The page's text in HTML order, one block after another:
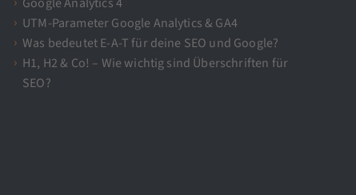
UTM-Parameter Google Analytics & GA4
Was bedeutet E-A-T für deine SEO und Google?
H1, H2 & Co! – Wie wichtig sind Überschriften für
SEO?